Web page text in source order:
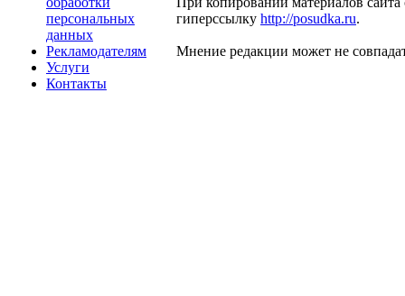
персональных
данных
Рекламодателям
Услуги
Контакты
гиперссылку http://posudka.ru.
Мнение редакции может не